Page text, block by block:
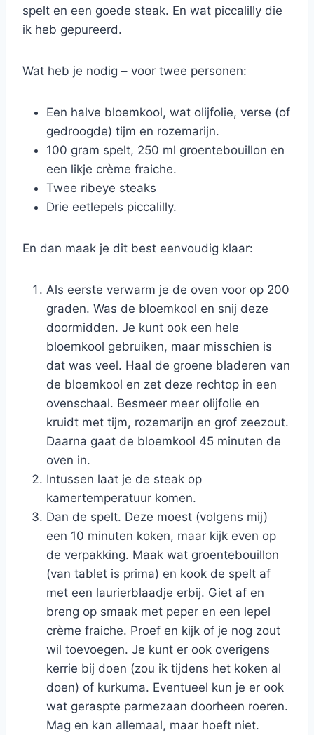
spelt en een goede steak. En wat piccalilly die
ik heb gepureerd.
Wat heb je nodig – voor twee personen:
Een halve bloemkool, wat olijfolie, verse (of
gedroogde) tijm en rozemarijn.
100 gram spelt, 250 ml groentebouillon en
een likje crème fraiche.
Twee ribeye steaks
Drie eetlepels piccalilly.
En dan maak je dit best eenvoudig klaar:
Als eerste verwarm je de oven voor op 200
graden. Was de bloemkool en snij deze
doormidden. Je kunt ook een hele
bloemkool gebruiken, maar misschien is
dat was veel. Haal de groene bladeren van
de bloemkool en zet deze rechtop in een
ovenschaal. Besmeer meer olijfolie en
kruidt met tijm, rozemarijn en grof zeezout.
Daarna gaat de bloemkool 45 minuten de
oven in.
Intussen laat je de steak op
kamertemperatuur komen.
Dan de spelt. Deze moest (volgens mij)
een 10 minuten koken, maar kijk even op
de verpakking. Maak wat groentebouillon
(van tablet is prima) en kook de spelt af
met een laurierblaadje erbij. Giet af en
breng op smaak met peper en een lepel
crème fraiche. Proef en kijk of je nog zout
wil toevoegen. Je kunt er ook overigens
kerrie bij doen (zou ik tijdens het koken al
doen) of kurkuma. Eventueel kun je er ook
wat geraspte parmezaan doorheen roeren.
Mag en kan allemaal, maar hoeft niet.